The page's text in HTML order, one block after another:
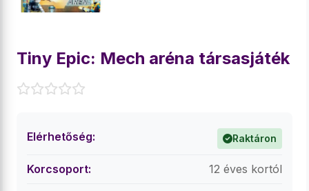
Tiny Epic: Mech aréna társasjáték
Elérhetőség: Raktáron
Korcsoport: 12 éves kortól